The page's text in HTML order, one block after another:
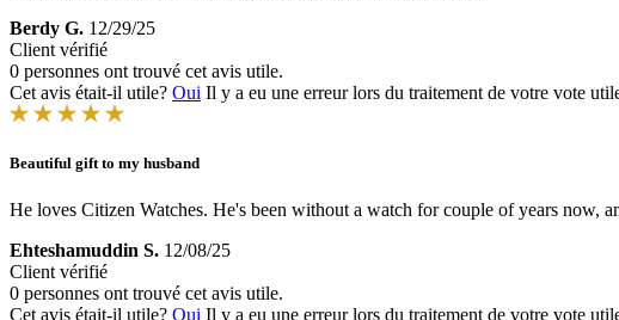
Berdy G. 12/29/25
Client vérifié
0 personnes ont trouvé cet avis utile.
Cet avis était-il utile? Oui Il y a eu une erreur lors du traitement de votre vote
Beautiful gift to my husband
He loves Citizen Watches. He's been without a watch for couple of years
Ehteshamuddin S. 12/08/25
Client vérifié
0 personnes ont trouvé cet avis utile.
Cet avis était-il utile? Oui Il y a eu une erreur lors du traitement de votre vote